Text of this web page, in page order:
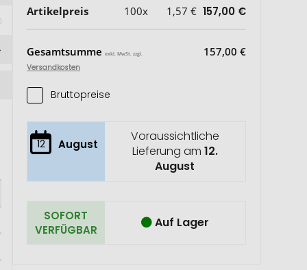
Artikelpreis 100x 1,57 € 157,00 €
Gesamtsumme exkl. MwSt. zzgl.
Versandkosten
157,00 €
Bruttopreise
12 August
Voraussichtliche
Lieferung am 12.
August
SOFORT
VERFÜGBAR
Auf Lager